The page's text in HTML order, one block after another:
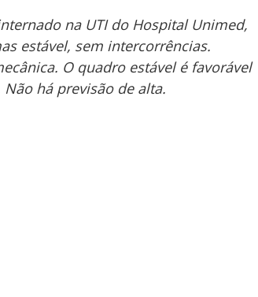
na UTI do Hospital Unimed,
estável, sem intercorrências.
O quadro estável é favorável
há previsão de alta.